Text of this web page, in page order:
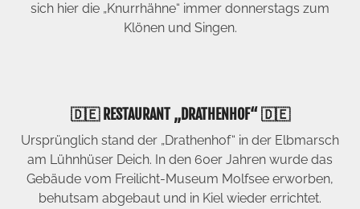
sich hier die „Knurrhähne“ immer donnerstags zum
Klönen und Singen.
🇩🇪 RESTAURANT „DRATHENHOF“ 🇩🇪
Ursprünglich stand der „Drathenhof“ in der Elbmarsch
am Lühnhüser Deich. In den 60er Jahren wurde das
Gebäude vom Freilicht-Museum Molfsee erworben,
behutsam abgebaut und in Kiel wieder errichtet.